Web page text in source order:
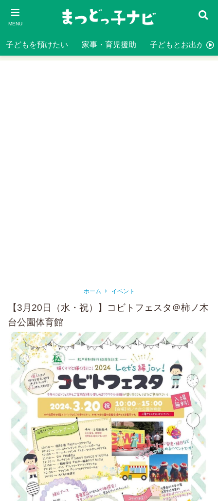
MENU
子どもを預けたい 家事・育児援助 子どもとお出かけ
ホーム イベント
【3月20日（水・祝）】コビトフェスタ＠柿ノ木
台公園体育館